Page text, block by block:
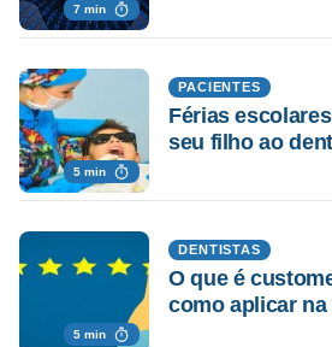
7 min
5 min
PACIENTES
Férias
seu filho ao
5 min
DENTISTAS
O que é
como aplicar